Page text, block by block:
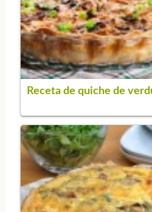
Receta de quiche de